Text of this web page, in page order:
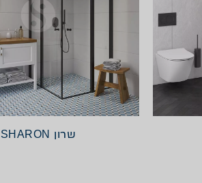
שרון SHARON